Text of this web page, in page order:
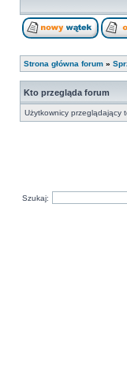
Strona główna forum »
Kto przegląda forum
Użytkownicy przeglądający
Szukaj: